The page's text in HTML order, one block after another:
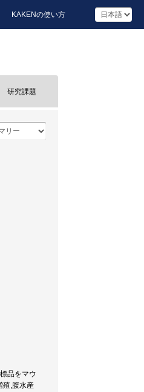
KAKENの使い方
研究課題
品をマウ
殖,腹水産